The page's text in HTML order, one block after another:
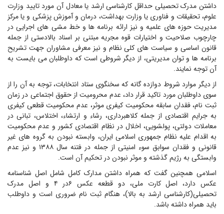
داشتن مدرک تحصیلی حداقل کارشناسی ارشد یا معادل آن مورد تایید وزارت
علوم، تحقیقات و فناوری یا وزارت بهداشت، درمان و آموزش پزشکی و یا مرکز
مدیریت حوزه های علمیه و نیز ارائه برنامه ها و خط مشی های اجرایی در
چارچوب صلاحیت و اختیارات قوه مجریه مبتنی بر اسناد بالادستی از جمله
قانون اساسی و سیاست های کلی نظام و نیز معرفی مشاوران جهت تشریح
برنامه ها و توان مدیریتی، از دیگر شروطی است که داوطلبان می بایست به
آن توجه نمایند.
از دیگر موارد شروط دوازده گانه که سخنگوی ستاد انتخابات، توجه به آن را از
سوی داوطلبان مورد تاکید قرار داد، عدم محرومیت از حقوق اجتماعی در زمان
ثبت نام، فقدان سابقه محکومیت کیفری موثر، عدم محکومیت قطعی کیفری
به جرایم اقتصادی از جمله کلاهبرداری، رشاء و ارتشاء، اختلاس، تبانی در
معاملات دولتی، پولشویی، اخلال در نظام اقتصادی کشور و عدم محکومیت
به اقدام علیه نظام جمهوری اسلامی ایران، وابسته نبودن به گروه های غیر
قانونی و فقدان سوابق سوء امنیتی از جمله در فتنه سال ۱۳۸۸ و نیز عدم
وابستگی به رژیم گذشته و موثر نبودن در تحکیم آن است.
اسلامی همچنین گفت که همراه داشتن مدارک کامل شامل اصل شناسنامه
عکس دارد، اصل کارت ملی، دو قطعه عکس ۶در ۴ و اصل مدرک
تحصیلی(کارشناسی ارشد به بالا)، هنگام ثبت نام ضروری است و داوطلب
باید همراه داشته باشد.